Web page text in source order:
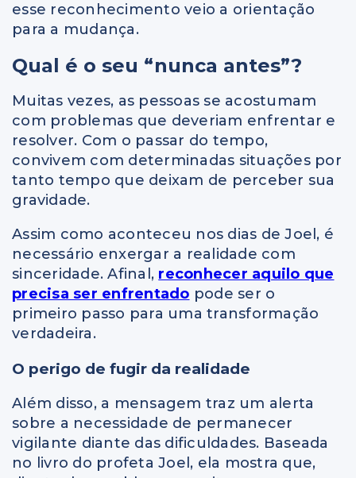
esse reconhecimento veio a orientação
para a mudança.
Qual é o seu “nunca antes”?
Muitas vezes, as pessoas se acostumam
com problemas que deveriam enfrentar e
resolver. Com o passar do tempo,
convivem com determinadas situações por
tanto tempo que deixam de perceber sua
gravidade.
Assim como aconteceu nos dias de Joel, é
necessário enxergar a realidade com
sinceridade. Afinal, reconhecer aquilo que
precisa ser enfrentado pode ser o
primeiro passo para uma transformação
verdadeira.
O perigo de fugir da realidade
Além disso, a mensagem traz um alerta
sobre a necessidade de permanecer
vigilante diante das dificuldades. Baseada
no livro do profeta Joel, ela mostra que,